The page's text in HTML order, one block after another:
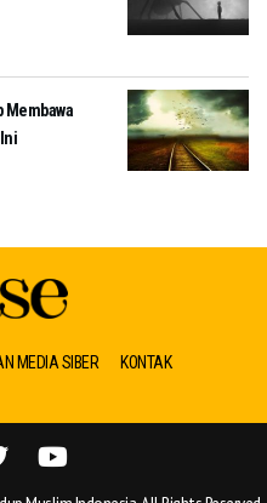
Membawa
MEDIA SIBER KONTAK